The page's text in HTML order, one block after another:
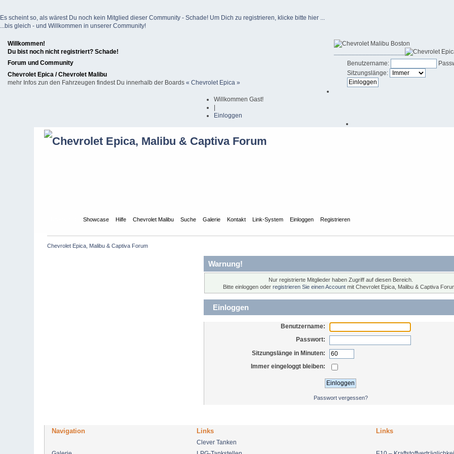
Es scheint so, als wärest Du noch kein Mitglied dieser Community - Schade! Um Dich zu registrieren, klicke bitte hier ...
...bis gleich - und Willkommen in unserer Community!
Willkommen!
Du bist noch nicht registriert? Schade!
Forum und Community
Chevrolet Epica / Chevrolet Malibu
mehr Infos zun den Fahrzeugen findest Du innerhalb der Boards « Chevrolet Epica »
Benutzername:
Sitzungslänge:
Willkommen Gast!
Einloggen
Showcase Hilfe Chevrolet Malibu Suche Galerie Kontakt Link-System Einloggen Registrieren
Chevrolet Epica, Malibu & Captiva Forum
Warnung!
Nur registrierte Mitglieder haben Zugriff auf diesen Bereich.
Bitte einloggen oder registrieren Sie einen Account mit Chevrolet Epica, Malibu & Captiva
Einloggen
Benutzername:
Passwort:
Sitzungslänge in Minuten:
Immer eingeloggt bleiben:
Passwort vergessen?
Navigation Links Links
Clever Tanken